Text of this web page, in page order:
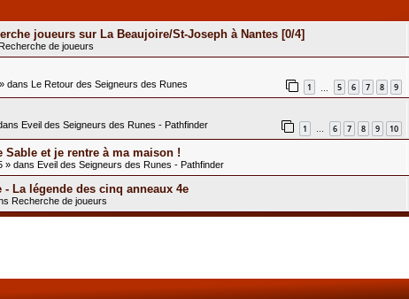
joueurs sur La Beaujoire/St-Joseph à Nantes [0/4]
Recherche de joueurs
» dans Le Retour des Seigneurs des Runes 1 5 6 7 8 9
Eveil des Seigneurs des Runes - Pathfinder 1 … 6 7 8 9 10
Sable et je rentre à ma maison !
» dans Eveil des Seigneurs des Runes - Pathfinder
La légende des cinq anneaux 4e
Recherche de joueurs